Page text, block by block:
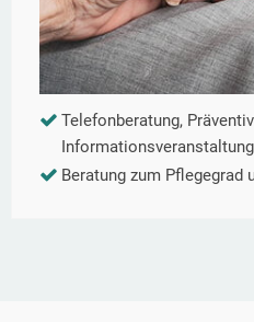
Telefonberatung,
Beratung zum Pflegegrad